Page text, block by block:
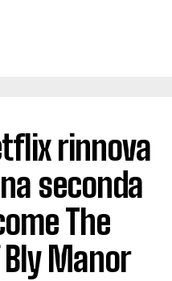
rinnova
seconda
The
Manor